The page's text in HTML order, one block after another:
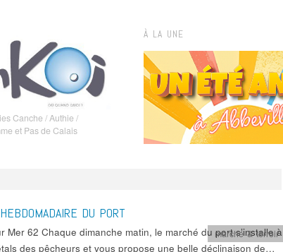
Canche / Authie /
et Pas de Calais
À LA UNE
DU PORT
marché & terroir
Mer 62 Chaque dimanche matin, le marché du port s’installe à
des pêcheurs et vous propose une belle déclinaison de…